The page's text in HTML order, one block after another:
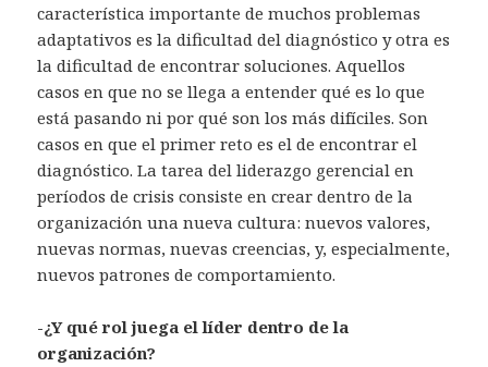
característica importante de muchos problemas
adaptativos es la dificultad del diagnóstico y otra es
la dificultad de encontrar soluciones. Aquellos
casos en que no se llega a entender qué es lo que
está pasando ni por qué son los más difíciles. Son
casos en que el primer reto es el de encontrar el
diagnóstico. La tarea del liderazgo gerencial en
períodos de crisis consiste en crear dentro de la
organización una nueva cultura: nuevos valores,
nuevas normas, nuevas creencias, y, especialmente,
nuevos patrones de comportamiento.
-¿Y qué rol juega el líder dentro de la
organización?